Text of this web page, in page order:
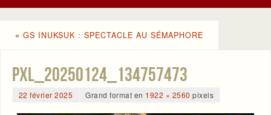
« GS INUKSUK : SPECTACLE AU SÉMAPHORE
PXL_20250124_134757473
22 février 2025 Grand format en 1922 × 2560 pixels